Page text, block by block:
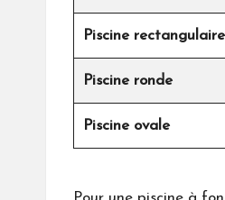
Piscine rectangulaire
Piscine ronde
Piscine ovale